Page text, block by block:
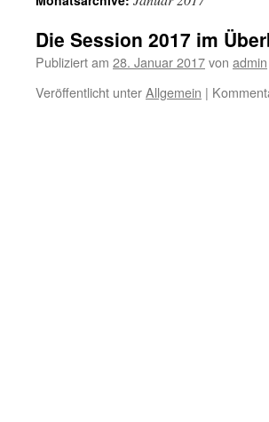
Die Session 2017 im
Publiziert am 28. Januar 2017von admin
Veröffentlicht unterAllgemein |